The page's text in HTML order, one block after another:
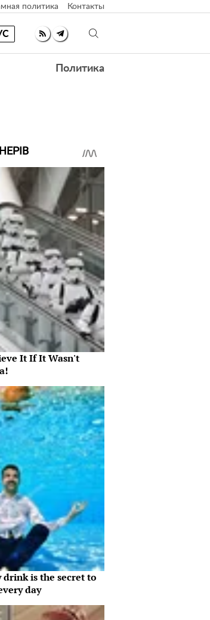
политика Контакты
Политика
It If It Wasn't
is the secret to
day